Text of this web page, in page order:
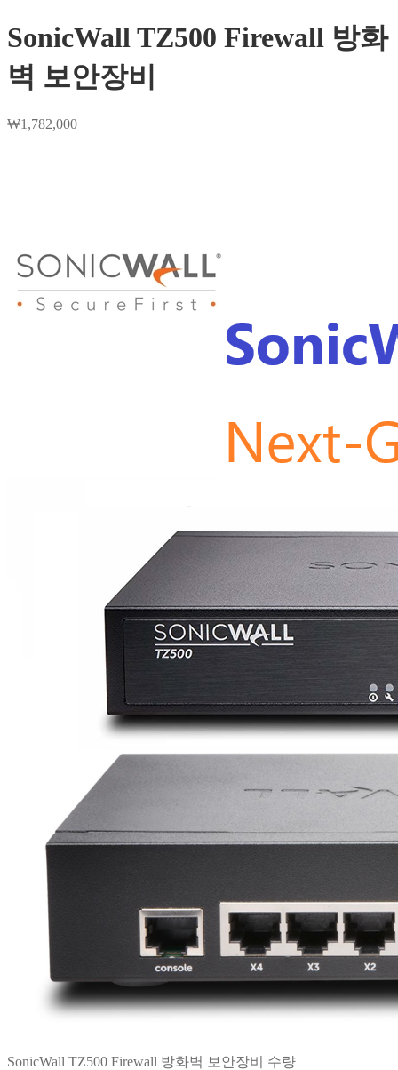
SonicWall TZ500 Firewall 방화
벽 보안장비
₩1,782,000
SonicWall TZ500 Firewall 방화벽 보안장비 수량